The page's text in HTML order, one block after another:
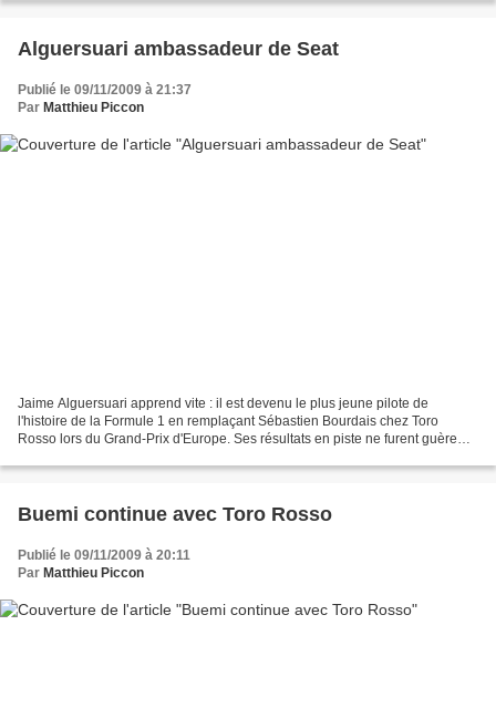
Alguersuari ambassadeur de Seat
Publié le 09/11/2009 à 21:37
Par Matthieu Piccon
Jaime Alguersuari apprend vite : il est devenu le plus jeune pilote de
l'histoire de la Formule 1 en remplaçant Sébastien Bourdais chez Toro
Rosso lors du Grand-Prix d'Europe. Ses résultats en piste ne furent guère
Buemi continue avec Toro Rosso
Publié le 09/11/2009 à 20:11
Par Matthieu Piccon